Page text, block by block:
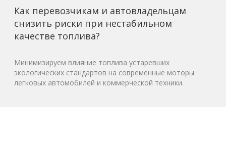
Как перевозчикам и автовладельцам
снизить риски при нестабильном
качестве топлива?
Минимизируем влияние топлива устаревших
экологических стандартов на современные моторы
легковых автомобилей и коммерческой техники.